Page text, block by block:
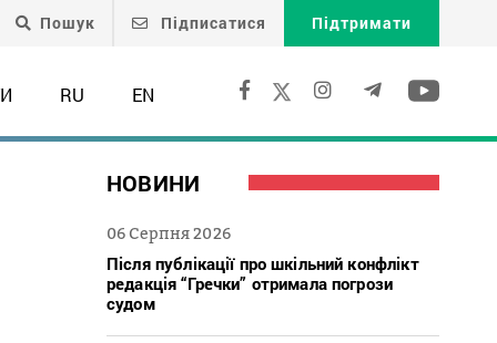
Пошук Підписатися Підтримати
RU EN
НОВИНИ
06 Серпня 2026
Після публікації про шкільний конфлікт
редакція “Гречки” отримала погрози
судом